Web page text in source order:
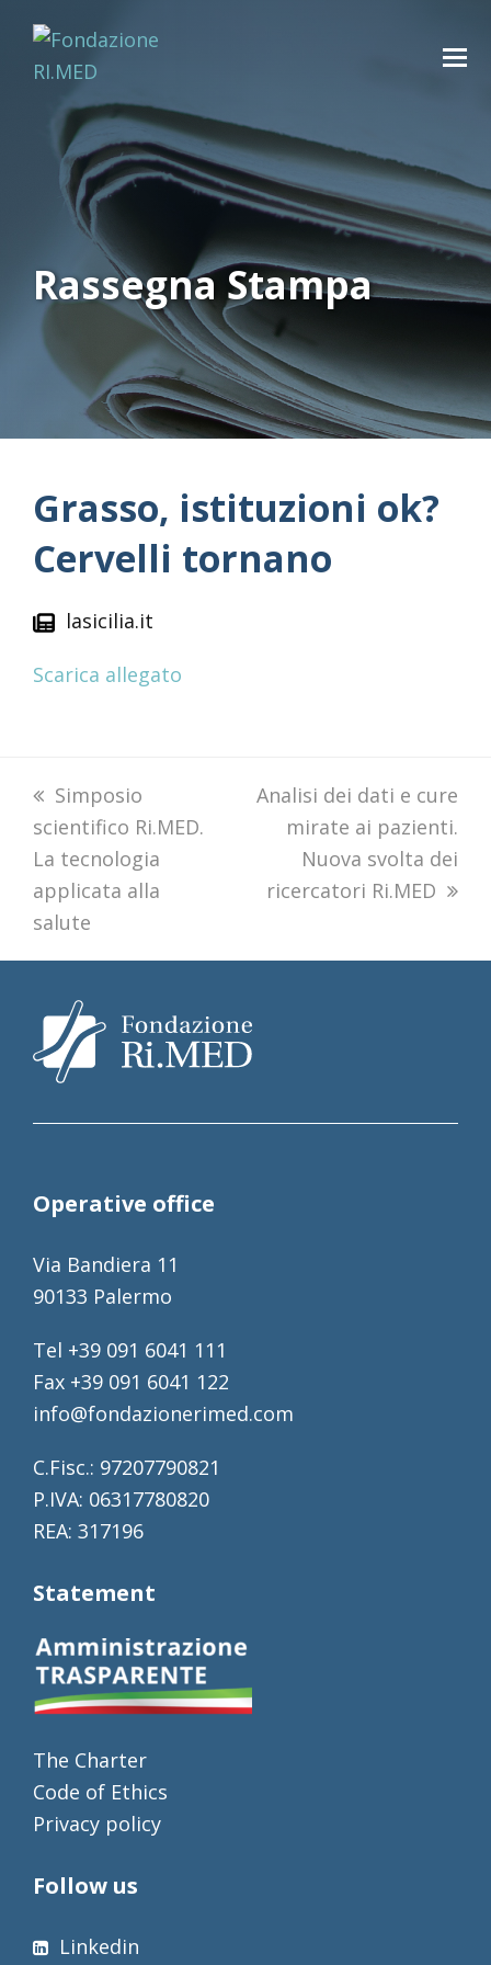
Rassegna Stampa
Grasso, istituzioni ok?
Cervelli tornano
lasicilia.it
Scarica allegato
previous
post:
Simposio
scientifico Ri.MED.
La tecnologia
applicata alla
salute
next
post:
Analisi dei dati e cure
mirate ai pazienti.
Nuova svolta dei
ricercatori Ri.MED
Operative office
Via Bandiera 11
90133 Palermo
Tel +39 091 6041 111
Fax +39 091 6041 122
info@fondazionerimed.com
C.Fisc.: 97207790821
P.IVA: 06317780820
REA: 317196
Statement
The Charter
Code of Ethics
Privacy policy
Follow us
Linkedin